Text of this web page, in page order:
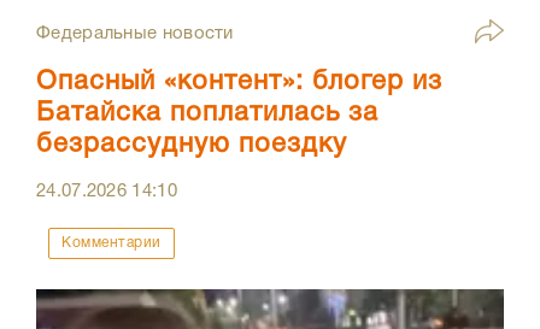
Федеральные новости
Опасный «контент»: блогер из
Батайска поплатилась за
безрассудную поездку
24.07.2026 14:10
Комментарии